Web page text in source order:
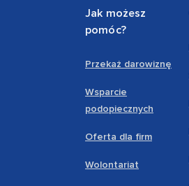
Jak możesz
pomóc?
Przekaż darowiznę
Wsparcie
podopiecznych
Oferta dla firm
Wolontariat